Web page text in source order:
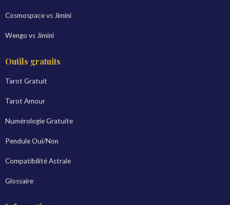
Cosmospace vs Jimini
Wengo vs Jimini
Outils gratuits
Tarot Gratuit
Tarot Amour
Numérologie Gratuite
Pendule Oui/Non
Compatibilité Astrale
Glossaire